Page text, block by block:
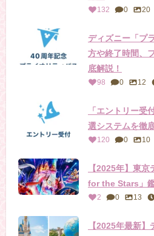
132 0 20
ディズニー「プ
方や終了時間、
底解説！
98 0 12
「エントリー受
選システムを徹
120 0 10
【2025年】東
for the Stars」
2 0 13
【2025年最新